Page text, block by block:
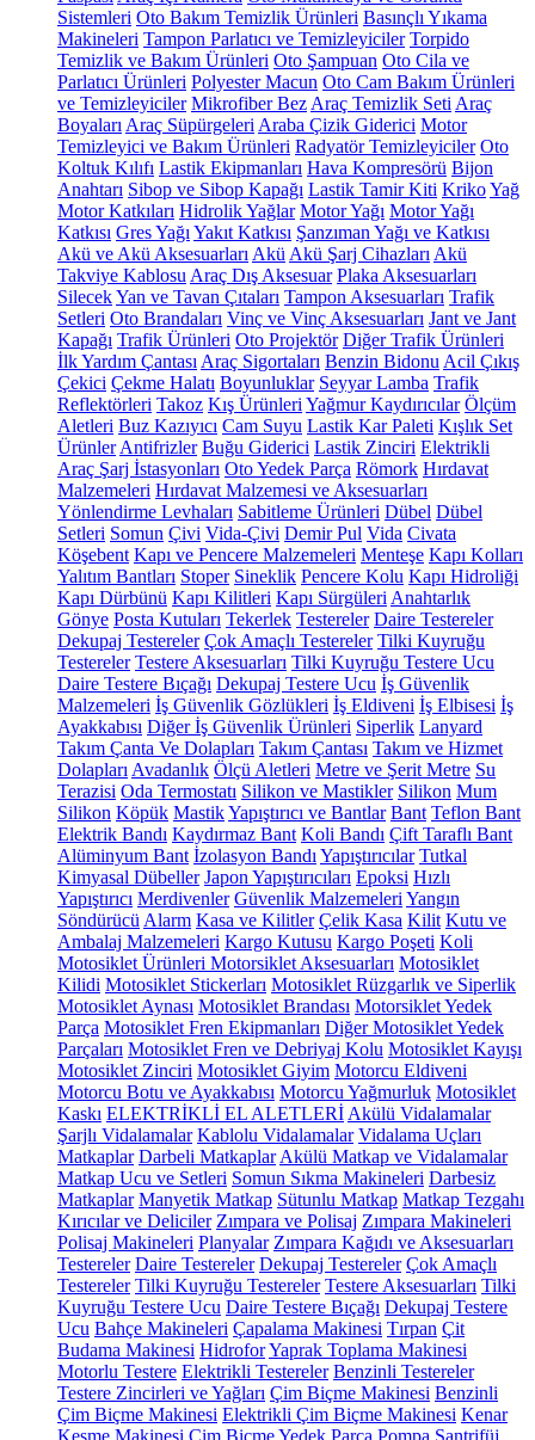
Sistemleri Oto Bakım Temizlik Ürünleri Basınçlı Yıkama
Makineleri Tampon Parlatıcı ve Temizleyiciler Torpido
Temizlik ve Bakım Ürünleri Oto Şampuan Oto Cila ve
Parlatıcı Ürünleri Polyester Macun Oto Cam Bakım Ürünleri
ve Temizleyiciler Mikrofiber Bez Araç Temizlik Seti Araç
Boyaları Araç Süpürgeleri Araba Çizik Giderici Motor
Temizleyici ve Bakım Ürünleri Radyatör Temizleyiciler Oto
Koltuk Kılıfı Lastik Ekipmanları Hava Kompresörü Bijon
Anahtarı Sibop ve Sibop Kapağı Lastik Tamir Kiti KrikoYağ
Motor Katkıları Hidrolik Yağlar Motor Yağı Motor Yağı
Katkısı Gres Yağı Yakıt Katkısı Şanzıman Yağı ve Katkısı
Akü ve Akü Aksesuarları Akü Akü Şarj Cihazları Akü
Takviye Kablosu Araç Dış Aksesuar Plaka Aksesuarları
SilecekYan ve Tavan Çıtaları Tampon Aksesuarları Trafik
Setleri Oto Brandaları Vinç ve Vinç Aksesuarları Jant ve Jant
Kapağı Trafik Ürünleri Oto Projektör Diğer Trafik Ürünleri
İlk Yardım Çantası Araç Sigortaları Benzin Bidonu Acil Çıkış
Çekici Çekme Halatı Boyunluklar Seyyar Lamba Trafik
Reflektörleri Takoz Kış Ürünleri Yağmur Kaydırıcılar Ölçüm
Aletleri Buz Kazıyıcı Cam Suyu Lastik Kar Paleti Kışlık Set
Ürünler Antifrizler Buğu Giderici Lastik Zinciri Elektrikli
Araç Şarj İstasyonları Oto Yedek Parça Römork Hırdavat
Malzemeleri Hırdavat Malzemesi ve Aksesuarları
Yönlendirme Levhaları Sabitleme Ürünleri Dübel Dübel
Setleri Somun Çivi Vida-Çivi Demir Pul Vida Civata
Köşebent Kapı ve Pencere Malzemeleri Menteşe Kapı Kolları
Yalıtım Bantları Stoper Sineklik Pencere Kolu Kapı Hidroliği
Kapı Dürbünü Kapı Kilitleri Kapı Sürgüleri Anahtarlık
Gönye Posta Kutuları Tekerlek Testereler Daire Testereler
Dekupaj Testereler Çok Amaçlı Testereler Tilki Kuyruğu
Testereler Testere Aksesuarları Tilki Kuyruğu Testere Ucu
Daire Testere Bıçağı Dekupaj Testere Ucu İş Güvenlik
Malzemeleri İş Güvenlik Gözlükleri İş Eldiveni İş Elbisesi İş
Ayakkabısı Diğer İş Güvenlik Ürünleri Siperlik Lanyard
Takım Çanta Ve Dolapları Takım Çantası Takım ve Hizmet
Dolapları Avadanlık Ölçü Aletleri Metre ve Şerit Metre Su
Terazisi Oda Termostatı Silikon ve Mastikler Silikon Mum
Silikon Köpük MastikYapıştırıcı ve Bantlar Bant Teflon Bant
Elektrik Bandı Kaydırmaz Bant Koli Bandı Çift Taraflı Bant
Alüminyum Bant İzolasyon Bandı Yapıştırıcılar Tutkal
Kimyasal Dübeller Japon Yapıştırıcıları Epoksi Hızlı
Yapıştırıcı Merdivenler Güvenlik Malzemeleri Yangın
Söndürücü Alarm Kasa ve Kilitler Çelik Kasa Kilit Kutu ve
Ambalaj Malzemeleri Kargo Kutusu Kargo Poşeti Koli
Motosiklet Ürünleri Motorsiklet Aksesuarları Motosiklet
Kilidi Motosiklet Stickerları Motosiklet Rüzgarlık ve Siperlik
Motosiklet Aynası Motosiklet Brandası Motorsiklet Yedek
Parça Motosiklet Fren Ekipmanları Diğer Motosiklet Yedek
Parçaları Motosiklet Fren ve Debriyaj Kolu Motosiklet Kayışı
Motosiklet Zinciri Motosiklet Giyim Motorcu Eldiveni
Motorcu Botu ve Ayakkabısı Motorcu Yağmurluk Motosiklet
Kaskı ELEKTRİKLİ EL ALETLERİ Akülü Vidalamalar
Şarjlı Vidalamalar Kablolu Vidalamalar Vidalama Uçları
Matkaplar Darbeli Matkaplar Akülü Matkap ve Vidalamalar
Matkap Ucu ve Setleri Somun Sıkma Makineleri Darbesiz
Matkaplar Manyetik Matkap Sütunlu Matkap Matkap Tezgahı
Kırıcılar ve Deliciler Zımpara ve Polisaj Zımpara Makineleri
Polisaj Makineleri Planyalar Zımpara Kağıdı ve Aksesuarları
Testereler Daire Testereler Dekupaj Testereler Çok Amaçlı
Testereler Tilki Kuyruğu Testereler Testere Aksesuarları Tilki
Kuyruğu Testere Ucu Daire Testere Bıçağı Dekupaj Testere
Ucu Bahçe Makineleri Çapalama Makinesi Tırpan Çit
Budama Makinesi HidroforYaprak Toplama Makinesi
Motorlu Testere Elektrikli Testereler Benzinli Testereler
Testere Zincirleri ve Yağları Çim Biçme Makinesi Benzinli
Çim Biçme Makinesi Elektrikli Çim Biçme Makinesi Kenar
Kesme Makinesi Çim Biçme Yedek Parça Pompa Santrifüj